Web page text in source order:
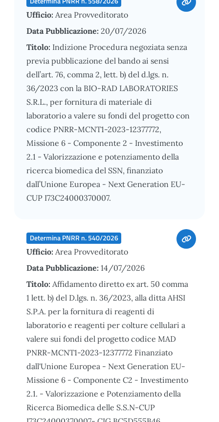
Ufficio: Area Provveditorato
Data Pubblicazione: 20/07/2026
Titolo: Indizione Procedura negoziata senza
previa pubblicazione del bando ai sensi
dell’art. 76, comma 2, lett. b) del d.lgs. n.
36/2023 con la BIO-RAD LABORATORIES
S.R.L., per fornitura di materiale di
laboratorio a valere su fondi del progetto con
codice PNRR-MCNT1-2023-12377772,
Missione 6 - Componente 2 - Investimento
2.1 - Valorizzazione e potenziamento della
ricerca biomedica del SSN, finanziato
dall’Unione Europea - Next Generation EU-
CUP I73C24000370007.
Determina PNRR n. 540/2026
Ufficio: Area Provveditorato
Data Pubblicazione: 14/07/2026
Titolo: Affidamento diretto ex art. 50 comma
1 lett. b) del D.lgs. n. 36/2023, alla ditta AHSI
S.P.A. per la fornitura di reagenti di
laboratorio e reagenti per colture cellulari a
valere sui fondi del progetto codice MAD
PNRR-MCNT1-2023-12377772 Finanziato
dall'Unione Europea - Next Generation EU-
Missione 6 - Componente C2 - Investimento
2.1. - Valorizzazione e Potenziamento della
Ricerca Biomedica delle S.S.N-CUP